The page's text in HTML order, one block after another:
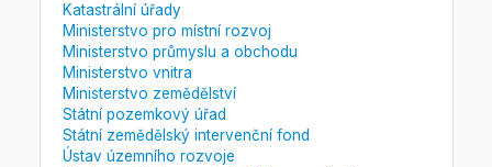
Katastrální úřady
Ministerstvo pro místní rozvoj
Ministerstvo průmyslu a obchodu
Ministerstvo vnitra
Ministerstvo zemědělství
Státní pozemkový úřad
Státní zemědělský intervenční fond
Ústav územního rozvoje